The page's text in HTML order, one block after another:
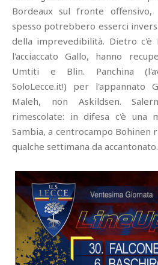
Bordeaux sul fronte offensivo,
spesso potrebbero esserci
della imprevedibilità. Dietro c'è
l'acciaccato Gallo, hanno
Umtiti e Blin. Panchina
SoloLecce.it!) per l'appannato
Maleh, non Askildsen.
rimescolate: in difesa c'è una
Sambia, a centrocampo
qualche settimana da accantonato.